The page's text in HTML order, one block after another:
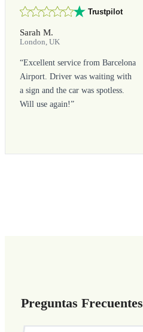
Trustpilot
Sarah M.
London, UK
“Excellent service from Barcelona
Airport. Driver was waiting with
a sign and the car was spotless.
Will use again!”
Preguntas Frecuentes